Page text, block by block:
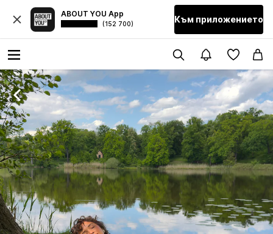
ABOUT YOU App
(152 700) Към приложението